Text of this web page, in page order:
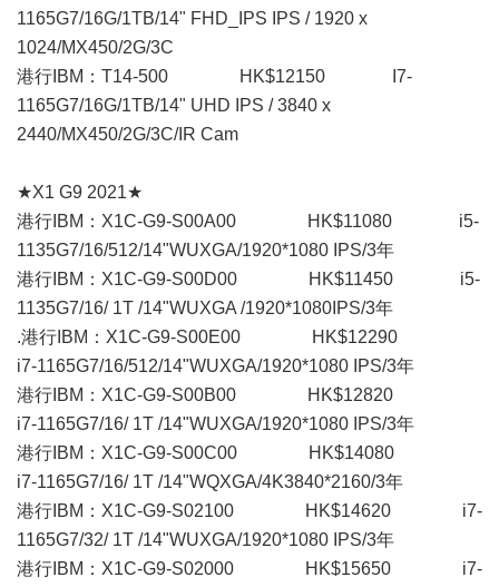
1165G7/16G/1TB/14" FHD_IPS IPS / 1920 x
1024/MX450/2G/3C
港行IBM：T14-500 HK$12150 I7-
1165G7/16G/1TB/14" UHD IPS / 3840 x
2440/MX450/2G/3C/IR Cam
★X1 G9 2021★
港行IBM：X1C-G9-S00A00 HK$11080 i5-
1135G7/16/512/14"WUXGA/1920*1080 IPS/3年
港行IBM：X1C-G9-S00D00 HK$11450 i5-
1135G7/16/ 1T /14"WUXGA /1920*1080IPS/3年
.港行IBM：X1C-G9-S00E00 HK$12290
i7-1165G7/16/512/14"WUXGA/1920*1080 IPS/3年
港行IBM：X1C-G9-S00B00 HK$12820
i7-1165G7/16/ 1T /14"WUXGA/1920*1080 IPS/3年
港行IBM：X1C-G9-S00C00 HK$14080
i7-1165G7/16/ 1T /14"WQXGA/4K3840*2160/3年
港行IBM：X1C-G9-S02100 HK$14620 i7-
1165G7/32/ 1T /14"WUXGA/1920*1080 IPS/3年
港行IBM：X1C-G9-S02000 HK$15650 i7-